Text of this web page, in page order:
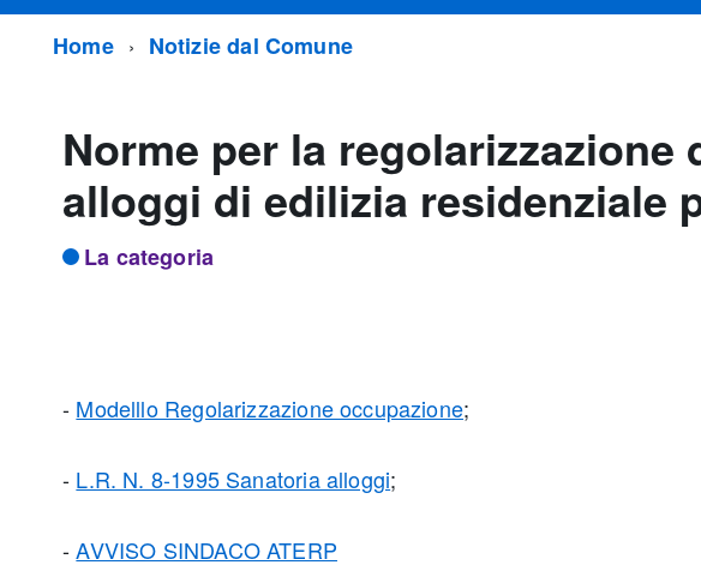
Home
Notizie dal Comune
Norme per la
alloggi di edilizia residenziale
La categoria
- Modelllo Regolarizzazione occupazione;
- L.R. N. 8-1995 Sanatoria alloggi;
-AVVISO SINDACO ATERP